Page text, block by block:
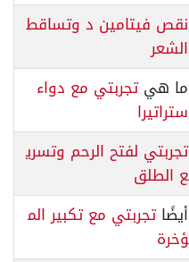
نقص فيتامين د وتساقط
الشعر
ما هيتجربتي مع دواء
ستراتيرا
تجربتي لفتح الرحم وتسري
ع الطلق
أيضًاتجربتي مع تكبير الم
ؤخرة